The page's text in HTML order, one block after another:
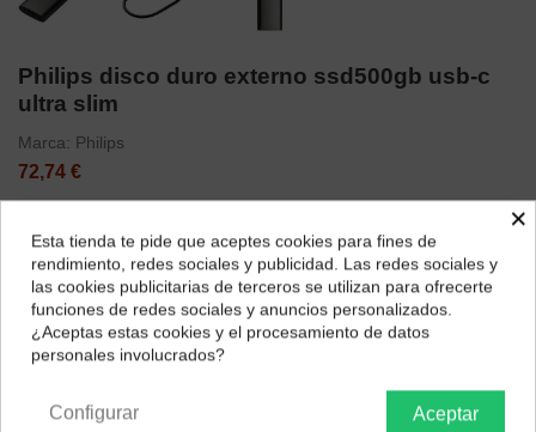
Philips disco duro externo ssd500gb usb-c
ultra slim
Marca: Philips
72,74 €
¿Dónde deseas recibir tu pedido?
Selecciona tu ubicación para mostrarte los precios e
impuestos correctos para tu región.
×
Esta tienda te pide que aceptes cookies para fines de
rendimiento, redes sociales y publicidad. Las redes sociales y
las cookies publicitarias de terceros se utilizan para ofrecerte
funciones de redes sociales y anuncios personalizados.
¿Aceptas estas cookies y el procesamiento de datos
personales involucrados?
Aceptar
Configurar